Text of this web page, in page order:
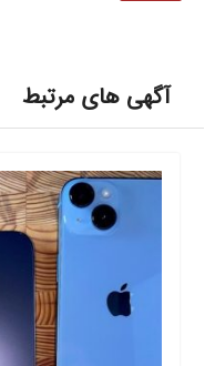
آگهی های مرتبط